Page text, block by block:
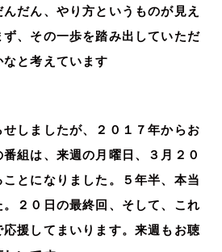
だん、やり方というものが見え
、その一歩を踏み出していただ
なと考えています
せしましたが、２０１７年からお
組は、来週の月曜日、３月２０
ことになりました。５年半、本当
２０日の最終回、そして、これ
援してまいります。来週もお聴